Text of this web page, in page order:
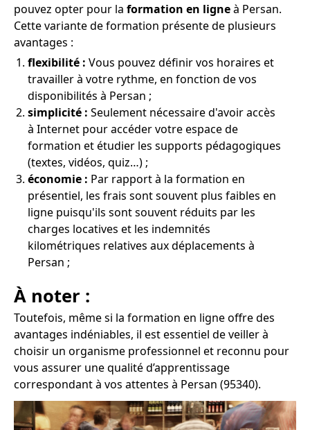
pouvez opter pour la formation en ligneà Persan.
Cette variante de formation présente de plusieurs
avantages :
flexibilité : Vous pouvez définir vos horaires et
travailler à votre rythme, en fonction de vos
disponibilités à Persan ;
simplicité : Seulement nécessaire d'avoir accès
à Internet pour accéder votre espace de
formation et étudier les supports pédagogiques
(textes, vidéos, quiz…) ;
économie : Par rapport à la formation en
présentiel, les frais sont souvent plus faibles en
ligne puisqu'ils sont souvent réduits par les
charges locatives et les indemnités
kilométriques relatives aux déplacements à
Persan ;
À noter :
Toutefois, même si la formation en ligne offre des
avantages indéniables, il est essentiel de veiller à
choisir un organisme professionnel et reconnu pour
vous assurer une qualité d’apprentissage
correspondant à vos attentes à Persan (95340).